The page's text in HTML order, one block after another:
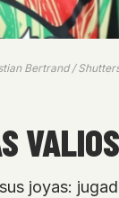
Bertrand /
joyas: